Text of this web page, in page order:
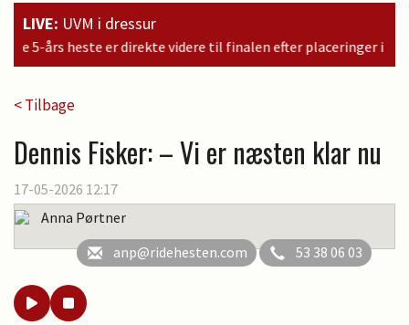
LIVE: UVM i dressur
til finalen efter placeringer i kvalifikationen som nr. 6, 9 og 11
< Tilbage
Dennis Fisker: – Vi er næsten klar nu
17-05-2026 12:17
Anna Pørtner
anp@ridehesten.com
53 38 06 03